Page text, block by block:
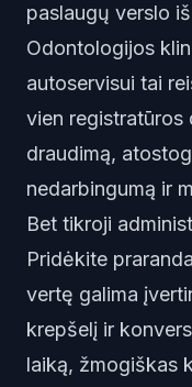
paslaugų verslo
Odontologijos
autoservisui tai
vien registratūros
draudimą,
nedarbingumą ir
Bet tikroji
Pridėkite
vertę galima
krepšelį ir
laiką, žmogiškas